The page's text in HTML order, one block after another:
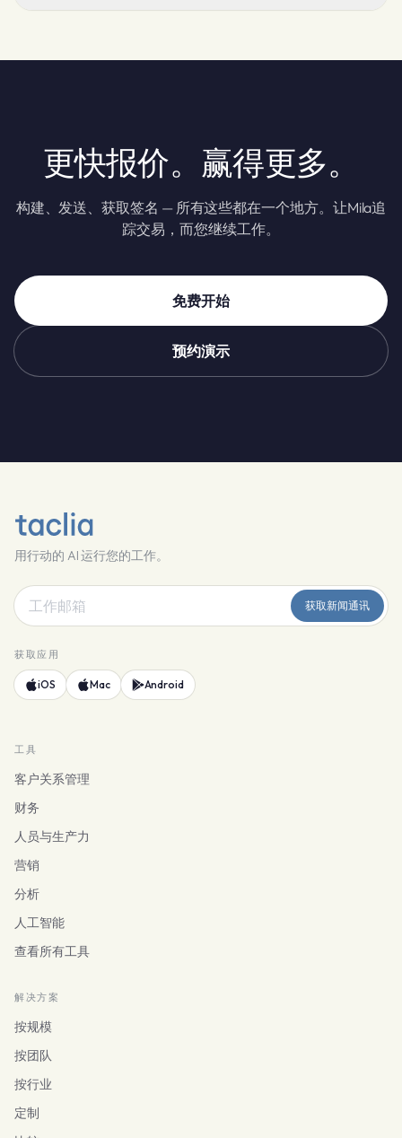
变冷。
更快报价。赢得更多。
构建、发送、获取签名 — 所有这些都在一个地方。让Mila追
踪交易，而您继续工作。
免费开始
预约演示
用行动的 AI 运行您的工作。
获取新闻通讯
获取应用
iOS Mac Android
工具
客户关系管理
财务
人员与生产力
营销
分析
人工智能
查看所有工具
解决方案
按规模
按团队
按行业
定制